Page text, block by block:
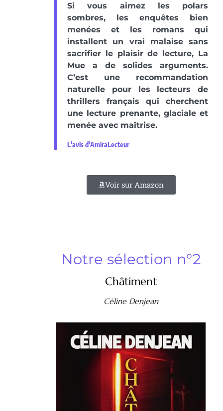
Si vous aimez les polars
sombres, les enquêtes bien
menées et les romans qui
installent un vrai malaise sans
sacrifier le plaisir de lecture, La
Mue a de solides arguments.
C’est une recommandation
naturelle pour les lecteurs de
thrillers français qui cherchent
une lecture prenante, glaciale et
menée avec maîtrise.
L'avis d'AmiraLecteur
Voir sur Amazon
Notre sélection n°2
Châtiment
Céline Denjean